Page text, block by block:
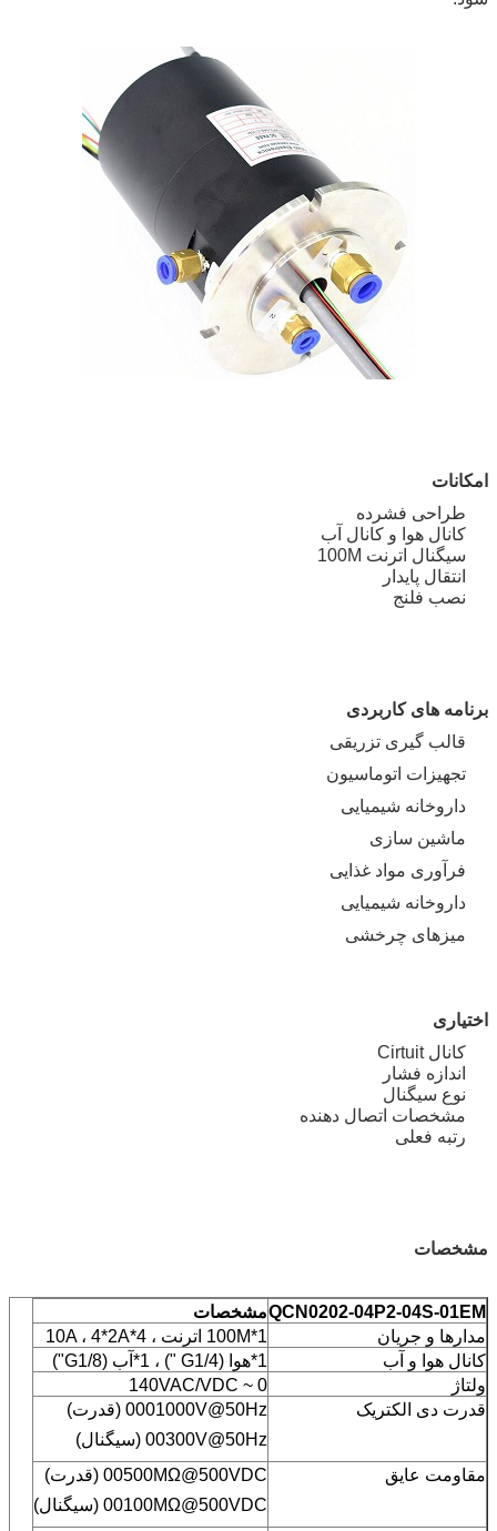
امکانات
طراحی فشرده
کانال هوا و کانال آب
سیگنال اترنت 100M
انتقال پایدار
نصب فلنج
برنامه های کاربردی
قالب گیری تزریقی
تجهیزات اتوماسیون
داروخانه شیمیایی
ماشین سازی
فرآوری مواد غذایی
داروخانه شیمیایی
میزهای چرخشی
اختیاری
کانال Cirtuit
اندازه فشار
نوع سیگنال
مشخصات اتصال دهنده
رتبه فعلی
مشخصات
QCN0202-04P2-04S-01EMمشخصات
مدارها و جریان
1*100M اترنت ، 4*10A ، 4*2A
کانال هوا و آب
1*هوا (G1/4 ") ، 1*آب (G1/8")
ولتاژ
0 ~ 140VAC/VDC
قدرت دی الکتریک
0001000V@50Hz (قدرت)
00300V@50Hz (سیگنال)
مقاومت عایق
00500MΩ@500VDC (قدرت)
00100MΩ@500VDC (سیگنال)